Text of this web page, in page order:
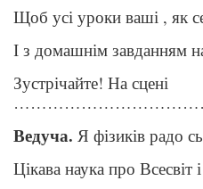
Щоб усі уроки ваші , як
І з домашнім завданням
Зустрічайте! На сцені
Ведуча.Я фізиків радо
Цікава наука про Всесвіт і